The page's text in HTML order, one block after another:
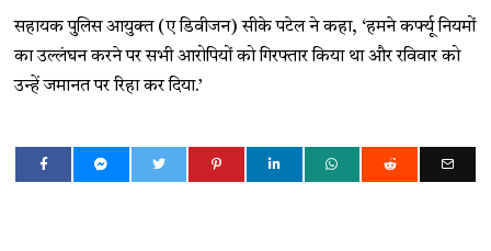
सहायक पुलिस आयुक्त (ए डिवीजन) सीके पटेल ने कहा, ‘हमने कर्फ्यू नियमों
का उल्लंघन करने पर सभी आरोपियों को गिरफ्तार किया था और रविवार को
उन्हें जमानत पर रिहा कर दिया.’